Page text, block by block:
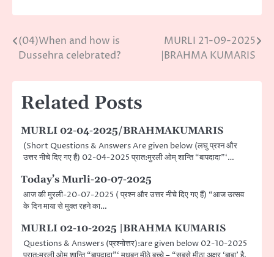
Post
(04)When and how is
Dussehra celebrated?
MURLI 21-09-2025
|BRAHMA KUMARIS
Related Posts
MURLI 02-04-2025/BRAHMAKUMARIS
(Short Questions & Answers Are given below (लघु प्रश्न और
उत्तर नीचे दिए गए हैं) 02-04-2025 प्रात:मुरली ओम् शान्ति “बापदादा”‘…
Today’s Murli-20-07-2025
आज की मुरली-20-07-2025 ( प्रश्न और उत्तर नीचे दिए गए हैं) “आज उत्सव
के दिन माया से मुक्त रहने का…
MURLI 02-10-2025 |BRAHMA KUMARIS
Questions & Answers (प्रश्नोत्तर):are given below 02-10-2025